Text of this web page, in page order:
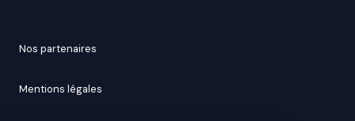
nos partenaires
mentions légales